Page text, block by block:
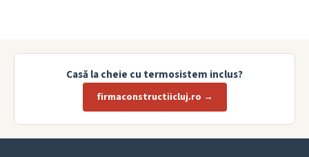
Casă la cheie cu termosistem inclus?
firmaconstructiicluj.ro →